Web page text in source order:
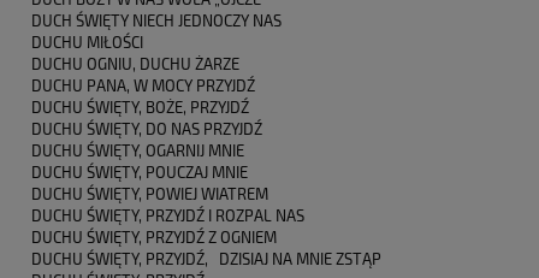
DUCH ŚWIĘTY NIECH JEDNOCZY NAS
DUCHU MIŁOŚCI
DUCHU OGNIU, DUCHU ŻARZE
DUCHU PANA, W MOCY PRZYJDŹ
DUCHU ŚWIĘTY, BOŻE, PRZYJDŹ
DUCHU ŚWIĘTY, DO NAS PRZYJDŹ
DUCHU ŚWIĘTY, OGARNIJ MNIE
DUCHU ŚWIĘTY, POUCZAJ MNIE
DUCHU ŚWIĘTY, POWIEJ WIATREM
DUCHU ŚWIĘTY, PRZYJDŹ I ROZPAL NAS
DUCHU ŚWIĘTY, PRZYJDŹ Z OGNIEM
DUCHU ŚWIĘTY, PRZYJDŹ, DZISIAJ NA MNIE ZSTĄP